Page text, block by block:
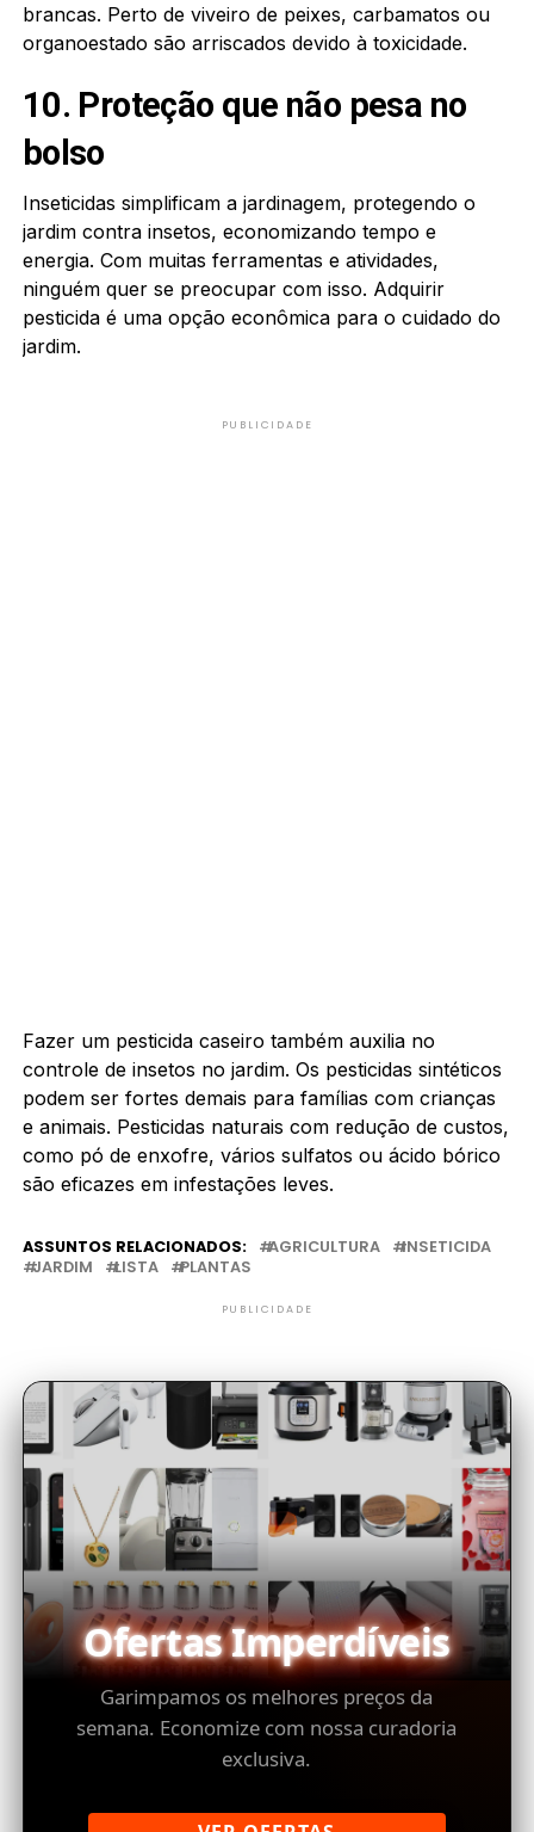
brancas. Perto de viveiro de peixes, carbamatos ou
organoestado são arriscados devido à toxicidade.
10. Proteção que não pesa no
bolso
Inseticidas simplificam a jardinagem, protegendo o
jardim contra insetos, economizando tempo e
energia. Com muitas ferramentas e atividades,
ninguém quer se preocupar com isso. Adquirir
pesticida é uma opção econômica para o cuidado do
jardim.
PUBLICIDADE
Fazer um pesticida caseiro também auxilia no
controle de insetos no jardim. Os pesticidas sintéticos
podem ser fortes demais para famílias com crianças
e animais. Pesticidas naturais com redução de custos,
como pó de enxofre, vários sulfatos ou ácido bórico
são eficazes em infestações leves.
ASSUNTOS RELACIONADOS: AGRICULTURA
INSETICIDA
JARDIM
LISTA PLANTAS
PUBLICIDADE
Ofertas Imperdíveis
Garimpamos os melhores preços da
semana. Economize com nossa curadoria
exclusiva.